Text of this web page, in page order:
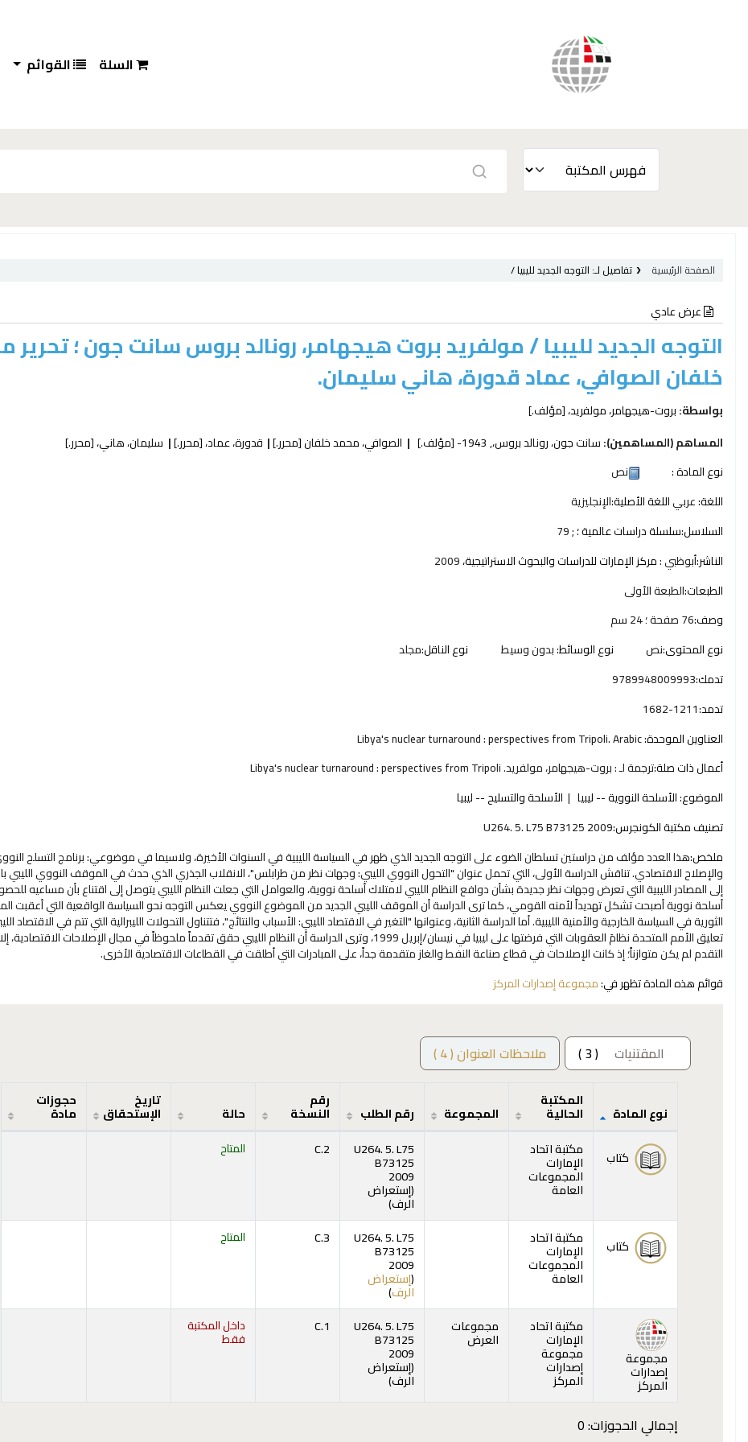
السلة القوائم
الصفحة الرئيسية تفاصيل لـ: التوجه الجديد لليبيا /
عرض عادي
التوجه الجديد لليبيا /مولفريد بروت هيجهامر، رونالد بروس سانت جون ؛ تحرير
خلفان الصوافي، عماد قدورة، هاني سليمان.
بواسطة:بروت-هيجهامر، مولفريد،[مؤلف.]
المساهم (المساهمين):سانت جون، رونالد بروس،, 1943- [مؤلف.] الصوافي، محمد خلفان[محرر.] قدورة، عماد،[محرر.] سليمان، هاني،[محرر.]
نوع المادة :
نص
اللغة:عربياللغة الأصلية:الإنجليزية
السلاسل:سلسلة دراسات عالمية ؛; 79
الناشر:أبوظبي :مركز الإمارات للدراسات والبحوث الاستراتيجية،
الطبعات:الطبعة الأولى
وصف:76 صفحة ؛ 24 سم
نوع المحتوى:نص نوع الوسائط:بدون وسيط نوع الناقل:مجلد
تدمك:9789948009993
تدمد:1682-1211
العناوين الموحدة:Libya's nuclear turnaround : perspectives from Tripoli. Arabic
أعمال ذات صلة:ترجمة لـ : بروت-هيجهامر، مولفريد. Libya's nuclear turnaround : perspectives from Tripoli
الموضوع:الأسلحة النووية -- ليبيا
الأسلحة والتسليح -- ليبيا
تصنيف مكتبة الكونجرس:U264. 5. L75 B73125 2009
ملخص:هذا العدد مؤلف من دراستين تسلطان الضوء على التوجه الجديد الذي ظهر في السياسة الليبية في السنوات الأخيرة، ولاسيما في موضوعي: برنامج التسلح
والإصلاح الاقتصادي. تناقش الدراسة الأولى، التي تحمل عنوان "التحول النووي الليبي: وجهات نظر من طرابلس"، الانقلاب الجذري الذي حدث في الموقف النووي الليبي
إلى المصادر الليبية التي تعرض وجهات نظر جديدة بشأن دوافع النظام الليبي لامتلاك أسلحة نووية، والعوامل التي جعلت النظام الليبي يتوصل إلى اقتناع بأن مساعيه
أسلحة نووية أصبحت تشكل تهديداً لأمنه القومي، كما ترى الدراسة أن الموقف الليبي الجديد من الموضوع النووي يعكس التوجه نحو السياسة الواقعية التي أعقبت
الثورية في السياسة الخارجية والأمنية الليبية. أما الدراسة الثانية، وعنوانها "التغير في الاقتصاد الليبي: الأسباب والنتائج"، فتتناول التحولات الليبرالية التي تتم في الاقتصاد
تعليق الأمم المتحدة نظامَ العقوبات التي فرضتها على ليبيا في نيسان/إبريل 1999، وترى الدراسة أن النظام الليبي حقق تقدماً ملحوظاً في مجال الإصلاحات
التقدم لم يكن متوازناً؛ إذ كانت الإصلاحات في قطاع صناعة النفط والغاز متقدمة جداً، على المبادرات التي أطلقت في القطاعات الاقتصادية الأخرى.
قوائم هذه المادة تظهر في:مجموعة إصدارات المركز
المقتنيات ( 3 ) ملاحظات العنوان ( 4 )
المقتنيات
نوع المادة
المكتبة
الحالية المجموعة رقم الطلب
رقم
النسخة حالة
تاريخ
الإستحقاق
حجوزات
مادة
كتاب مكتبة اتحاد
الإمارات
المجموعات
العامة
U264. 5. L75
B73125
2009
(إستعراض
الرف(يفتح أدناه)
)
C.2 المتاح
كتاب مكتبة اتحاد
الإمارات
المجموعات
العامة
U264. 5. L75
B73125
2009
(إستعراض
الرف(يفتح أدناه)
)
C.3 المتاح
مجموعة
إصدارات
المركز
مكتبة اتحاد
الإمارات
مجموعة
إصدارات
المركز
مجموعات
العرض
U264. 5. L75
B73125
2009
(إستعراض
الرف(يفتح أدناه)
)
C.1 داخل المكتبة
فقط
إجمالي الحجوزات: 0